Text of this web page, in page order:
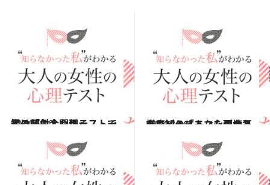
2014.5.10
黒の服に合わせるストールは何色？心理テストで知る「対人関係」
占い 2014.8.16
テレビのリモコンが壊れたらどうする？心理テストで知る「あなたの女王様度」
占い